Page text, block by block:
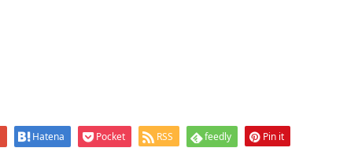
Hatena Pocket RSS feedly Pin it